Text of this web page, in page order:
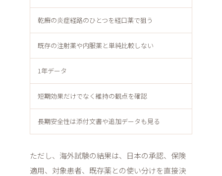
乾癬の炎症経路のひとつを経口薬で狙う
既存の注射薬や内服薬と単純比較しない
1年データ
短期効果だけでなく維持の観点を確認
長期安全性は添付文書や追加データも見る
ただし、海外試験の結果は、日本の承認、保険
適用、対象患者、既存薬との使い分けを直接決